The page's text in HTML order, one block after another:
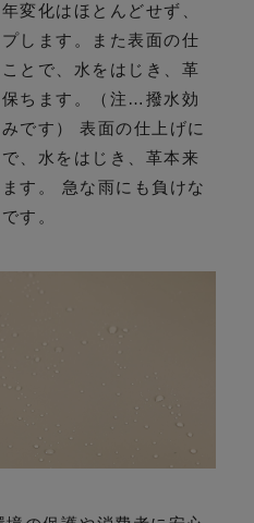
変化はほとんどせず、
します。また表面の仕
とで、水をはじき、革
ちます。（注…撥水効
です） 表面の仕上げに
、水をはじき、革本来
す。 急な雨にも負けな
す。